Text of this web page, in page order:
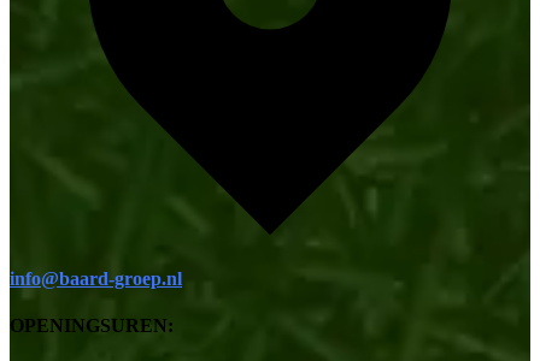
info@baard-groep.nl
OPENINGSUREN: